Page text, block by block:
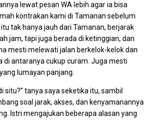
lewat pesan WA lebih agar ia bisa
kontrakan kami di Tamanan sebelum
tak hanya jauh dari Tamanan, berjarak
jam, tapi juga berada di ketinggian, dan
mesti melewati jalan berkelok-kelok dan
di antaranya cukup curam. Juga mesti
lumayan panjang.
situ?” tanya saya seketika itu, sambil
soal jarak, akses, dan kenyamanannya
Istri mengajukan beberapa alasan yang